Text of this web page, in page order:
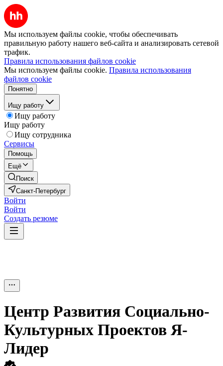
Мы используем файлы cookie, чтобы обеспечивать
правильную работу нашего веб-сайта и анализировать сетевой
трафик.
Правила использования файлов cookie
Мы используем файлы cookie. Правила использования
файлов cookie
Понятно
Ищу работу
Ищу работу
Ищу работу
Ищу сотрудника
Сервисы
Помощь
Ещё
Поиск
Санкт-Петербург
Войти
Войти
Создать резюме
Центр Развития Социально-
Культурных Проектов Я-
Лидер